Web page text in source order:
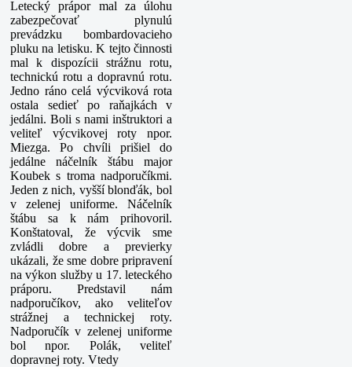
Letecký prápor mal za úlohu
zabezpečovať plynulú
prevádzku bombardovacieho
pluku na letisku. K tejto činnosti
mal k dispozícii strážnu rotu,
technickú rotu a dopravnú rotu.
Jedno ráno celá výcviková rota
ostala sedieť po raňajkách v
jedálni. Boli s nami inštruktori a
veliteľ výcvikovej roty npor.
Miezga. Po chvíli prišiel do
jedálne náčelník štábu major
Koubek s troma nadporučíkmi.
Jeden z nich, vyšší blonďák, bol
v zelenej uniforme. Náčelník
štábu sa k nám prihovoril.
Konštatoval, že výcvik sme
zvládli dobre a previerky
ukázali, že sme dobre pripravení
na výkon služby u 17. leteckého
práporu. Predstavil nám
nadporučíkov, ako veliteľov
strážnej a technickej roty.
Nadporučík v zelenej uniforme
bol npor. Polák, veliteľ
dopravnej roty. Vtedy